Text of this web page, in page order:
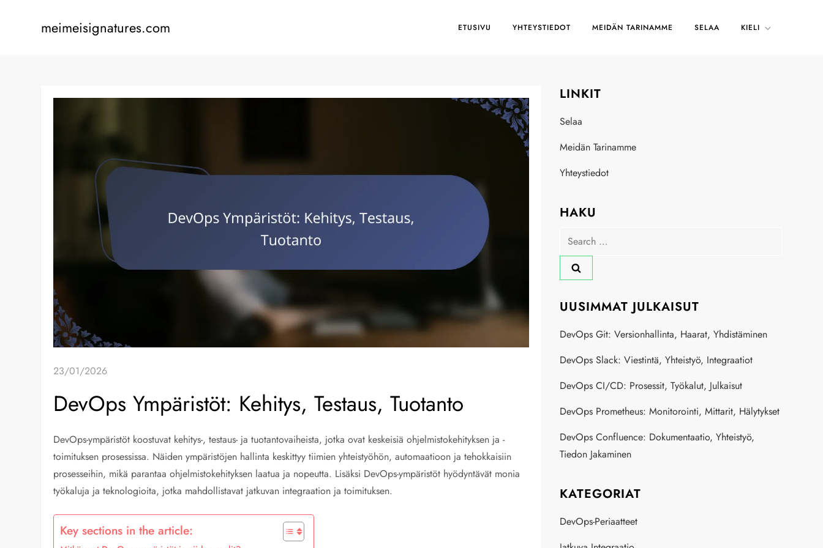
meimeisignatures.com ETUSIVU YHTEYSTIEDOT MEIDÄN TARINAMME SELAA KIELI
23/01/2026
DevOps Ympäristöt: Kehitys, Testaus, Tuotanto
DevOps-ympäristöt koostuvat kehitys-, testaus- ja tuotantovaiheista, jotka ovat keskeisiä ohjelmistokehityksen ja -
toimituksen prosessissa. Näiden ympäristöjen hallinta keskittyy tiimien yhteistyöhön, automaatioon ja tehokkaisiin
prosesseihin, mikä parantaa ohjelmistokehityksen laatua ja nopeutta. Lisäksi DevOps-ympäristöt hyödyntävät monia
työkaluja ja teknologioita, jotka mahdollistavat jatkuvan integraation ja toimituksen.
Key sections in the article:
LINKIT
Selaa
Meidän Tarinamme
Yhteystiedot
HAKU
Search
for:
UUSIMMAT JULKAISUT
DevOps Git: Versionhallinta, Haarat, Yhdistäminen
DevOps Slack: Viestintä, Yhteistyö, Integraatiot
DevOps CI/CD: Prosessit, Työkalut, Julkaisut
DevOps Prometheus: Monitorointi, Mittarit, Hälytykset
DevOps Confluence: Dokumentaatio, Yhteistyö,
Tiedon Jakaminen
KATEGORIAT
DevOps-Periaatteet